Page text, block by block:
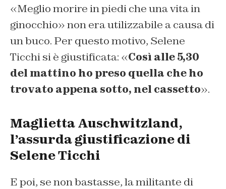
«Meglio morire in piedi che una vita in
ginocchio» non era utilizzabile a causa di
un buco. Per questo motivo, Selene
Ticchi si è giustificata: «Così alle 5,30
del mattino ho preso quella che ho
trovato appena sotto, nel cassetto».
Maglietta Auschwitzland,
l’assurda giustificazione di
Selene Ticchi
E poi, se non bastasse, la militante di